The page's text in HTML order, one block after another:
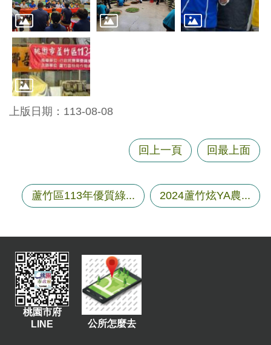
蘆
竹
區
介
紹
訊
資
訊
機
關
通
上版日期：113-08-08
回上一頁 回最上面
蘆竹區113年優質綠... 2024蘆竹炫YA農...
桃園市府
LINE
公所怎麼去